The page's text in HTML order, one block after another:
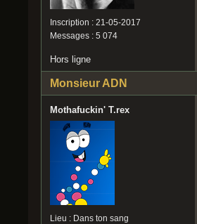
Inscription : 21-05-2017
Messages : 5 074
Hors ligne
Monsieur ADN
Mothafuckin' T.rex
Lieu : Dans ton sang